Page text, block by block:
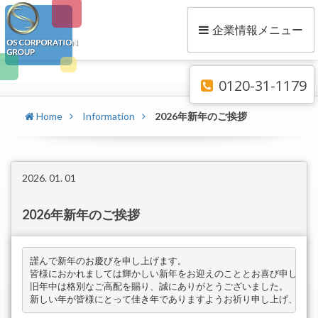
企業情報メニュー
0120-31-1179
Home Information 2026年新年のご挨拶
2026. 01. 01
2026年新年のご挨拶
謹んで新年のお慶びを申し上げます。
皆様におかれましては輝かしい新年をお迎えのこととお喜び申し上
旧年中は格別なご高配を賜り、誠にありがとうございました。